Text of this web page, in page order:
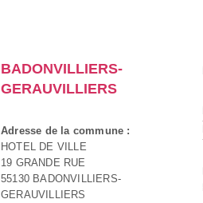
BADONVILLIERS-
GERAUVILLIERS
Adresse de la commune :
HOTEL DE VILLE
19 GRANDE RUE
55130 BADONVILLIERS-
GERAUVILLIERS